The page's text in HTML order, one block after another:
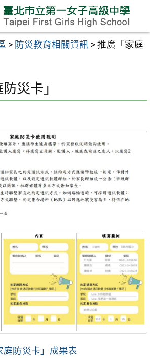
> 防災教育相關資訊 > 推廣「家庭
災卡」
庭防災卡」成果表